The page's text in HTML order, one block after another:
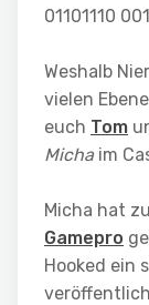
01101110
Weshalb
vielen
euch Tom
Michaim
Micha hat
Gamepro
Hooked ein